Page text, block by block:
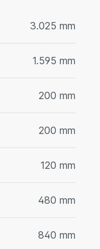
3.025 mm
1.595 mm
200 mm
200 mm
120 mm
480 mm
840 mm